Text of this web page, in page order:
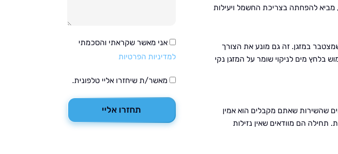
מביא להפחתה בצריכת החשמל ויעילות
במזגן. זה גם מונע את הצורך
בלחץ מים לניקוי שומר על המזגן נקי
שהשירות שאתם מקבלים הוא אמין
תחילה הם מוודאים שאין נזילות
אני מאשר שקראתי והסכמתי
למדיניות הפרטיות
מאשר/ת שיחזרו אליי טלפונית.
תחזרו אליי